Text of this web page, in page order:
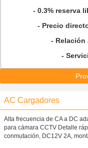
- 0.3% reserva
- Precio
- Relación
-
AC Cargadores
Alta frecuencia de CA a DC
para cámara CCTV Detalle
conmutación, DC12V 2A,